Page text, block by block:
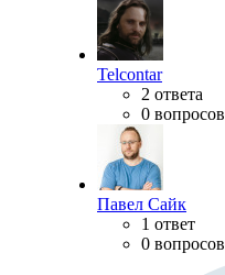
Telcontar
2 ответа
0 вопросов
Павел Сайк
1 ответ
0 вопросов